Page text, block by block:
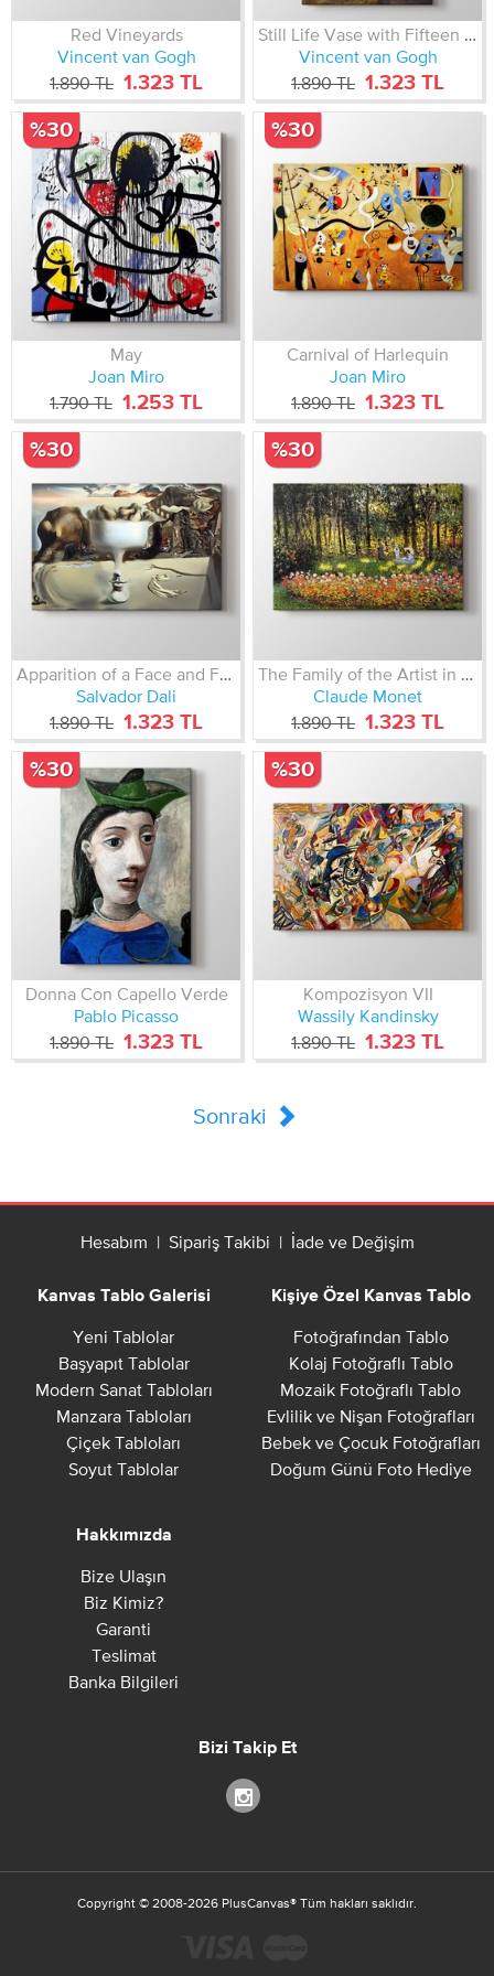
Red Vineyards
Vincent van Gogh
1.890 TL 1.323 TL
Still Life Vase with Fifteen Sunflowers
Vincent van Gogh
1.890 TL 1.323 TL
May
Joan Miro
1.790 TL 1.253 TL
%30
Carnival of Harlequin
Joan Miro
1.890 TL 1.323 TL
%30
Apparition of a Face and Fruit Dish on a Beach 1938
Salvador Dali
1.890 TL 1.323 TL
%30
The Family of the Artist in the Argenteuil Garden
Claude Monet
1.890 TL 1.323 TL
%30
Donna Con Capello Verde
Pablo Picasso
1.890 TL 1.323 TL
%30
Kompozisyon VII
Wassily Kandinsky
1.890 TL 1.323 TL
%30
Sonraki
Hesabım | Sipariş Takibi | İade ve Değişim
Kanvas Tablo Galerisi
Yeni Tablolar
Başyapıt Tablolar
Modern Sanat Tabloları
Manzara Tabloları
Çiçek Tabloları
Soyut Tablolar
Kişiye Özel Kanvas Tablo
Fotoğrafından Tablo
Kolaj Fotoğraflı Tablo
Mozaik Fotoğraflı Tablo
Evlilik ve Nişan Fotoğrafları
Bebek ve Çocuk Fotoğrafları
Doğum Günü Foto Hediye
Hakkımızda
Bize Ulaşın
Biz Kimiz?
Garanti
Teslimat
Banka Bilgileri
Bizi Takip Et
Copyright © 2008-2026 PlusCanvas® Tüm hakları saklıdır.